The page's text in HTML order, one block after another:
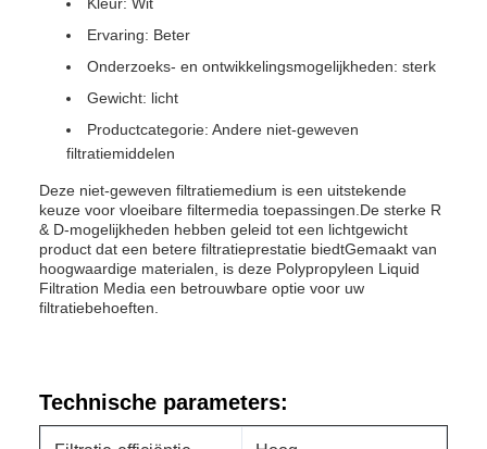
Ervaring: Beter
Onderzoeks- en ontwikkelingsmogelijkheden: sterk
Gewicht: licht
Productcategorie: Andere niet-geweven
filtratiemiddelen
Deze niet-geweven filtratiemedium is een uitstekende
keuze voor vloeibare filtermedia toepassingen.De sterke R
& D-mogelijkheden hebben geleid tot een lichtgewicht
product dat een betere filtratieprestatie biedtGemaakt van
hoogwaardige materialen, is deze Polypropyleen Liquid
Filtration Media een betrouwbare optie voor uw
filtratiebehoeften.
Technische parameters: